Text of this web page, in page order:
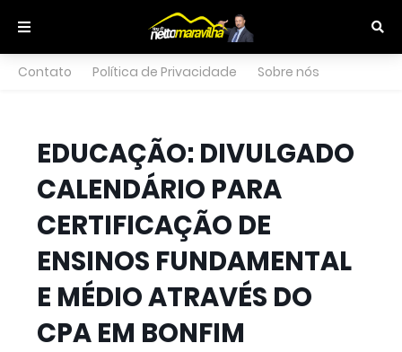
Contato Política de Privacidade Sobre nós
EDUCAÇÃO: DIVULGADO
CALENDÁRIO PARA
CERTIFICAÇÃO DE
ENSINOS FUNDAMENTAL
E MÉDIO ATRAVÉS DO
CPA EM BONFIM